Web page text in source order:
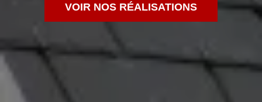
VOIR NOS RÉALISATIONS